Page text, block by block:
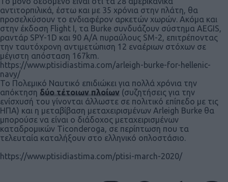
αντιτορπιλικά, έστω και με 35 χρόνια στην πλάτη, θα
προσελκύσουν το ενδιαφέρον αρκετών χωρών. Ακόμα και
στην έκδοση Flight I, τα Burke συνδυάζουν σύστημα AEGIS,
ραντάρ SPY-1D και 90 Α/Α πυραύλους SM-2, επιτρέποντας
την ταυτόχρονη αντιμετώπιση 12 εναέριων στόχων σε
μέγιστη απόσταση 167km.
https://www.ptisidiastima.com/arleigh-burke-for-hellenic-
navy/
Το Πολεμικό Ναυτικό επιδιώκει για πολλά χρόνια την
απόκτηση δύο τέτοιων πλοίων (συζητήσεις για την
ενίσχυσή του γίνονται άλλωστε σε πολιτικό επίπεδο με τις
ΗΠΑ) και η μεταβίβαση μεταχειρισμένων Arleigh Burke θα
μπορούσε να είναι ο διάδοχος μεταχειρισμένων
καταδρομικών Ticonderoga, σε περίπτωση που τα
τελευταία καταλήξουν στο ελληνικό οπλοστάσιο.
https://www.ptisidiastima.com/ptisi-march-2020/